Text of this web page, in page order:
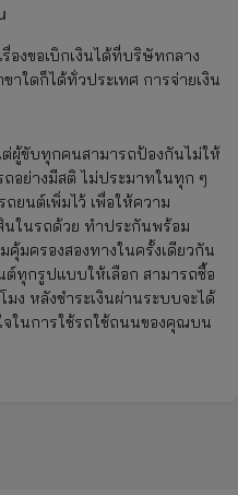
องขอเบิกเงินได้ที่บริษัทกลาง
าใดก็ได้ทั่วประเทศ การจ่ายเงิน
ผู้ขับทุกคนสามารถป้องกันไม่ให้
อย่างมีสติ ไม่ประมาทในทุก ๆ
ยนต์เพิ่มไว้ เพื่อให้ความ
นในรถด้วย ทำประกันพร้อม
คุ้มครองสองทางในครั้งเดียวกัน
ทุกรูปแบบให้เลือก สามารถซื้อ
ง หลังชำระเงินผ่านระบบจะได้
ในการใช้รถใช้ถนนของคุณบน